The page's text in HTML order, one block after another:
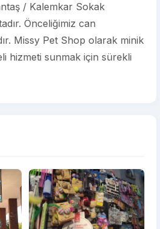
/ Kalemkar Sokak
Önceliğimiz can
Missy Pet Shop olarak minik
hizmeti sunmak için sürekli